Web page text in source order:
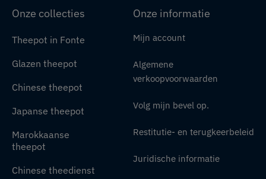
Onze collecties
Theepot in Fonte
Glazen theepot
Chinese theepot
Japanse theepot
Marokkaanse
theepot
Chinese theedienst
Onze informatie
Mijn account
Algemene
verkoopvoorwaarden
Volg mijn bevel op.
Restitutie- en terugkeerbeleid
Juridische informatie